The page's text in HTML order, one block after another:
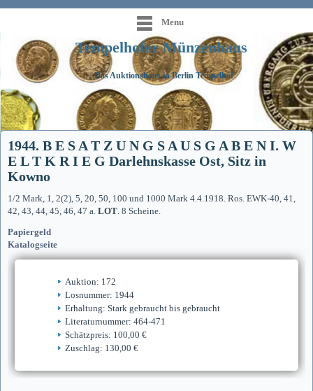
Menu
Tempelhofer Münzenhaus
Das Auktionshaus in Berlin Tempelhof
1944. B E S A T Z U N G S A U S G A B E N I. W
E L T K R I E G Darlehnskasse Ost, Sitz in
Kowno
1/2 Mark, 1, 2(2), 5, 20, 50, 100 und 1000 Mark 4.4.1918. Ros. EWK-40, 41,
42, 43, 44, 45, 46, 47 a. LOT. 8 Scheine.
Papiergeld
Katalogseite
Auktion: 172
Losnummer: 1944
Erhaltung: Stark gebraucht bis gebraucht
Literaturnummer: 464-471
Schätzpreis: 100,00 €
Zuschlag: 130,00 €